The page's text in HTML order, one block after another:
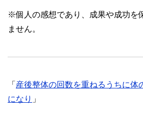
※個人の感想であり、成果や成功を
ません。
「 産後整体の回数を重ねるうちに体
になり 」